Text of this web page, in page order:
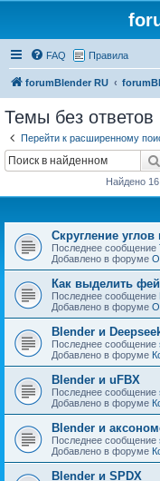
FAQ Правила
forumBlender RU
Темы без ответов
Перейти к расширенному
Найдено 16
Скругление
Последнее сообщение
Добавлено в форуме
Как выделить
Последнее сообщение
Добавлено в форуме
Blender и
Последнее сообщение
Добавлено в форуме
Blender и uFBX
Последнее сообщение
Добавлено в форуме
Blender и
Последнее сообщение
Добавлено в форуме
Blender и SPDX